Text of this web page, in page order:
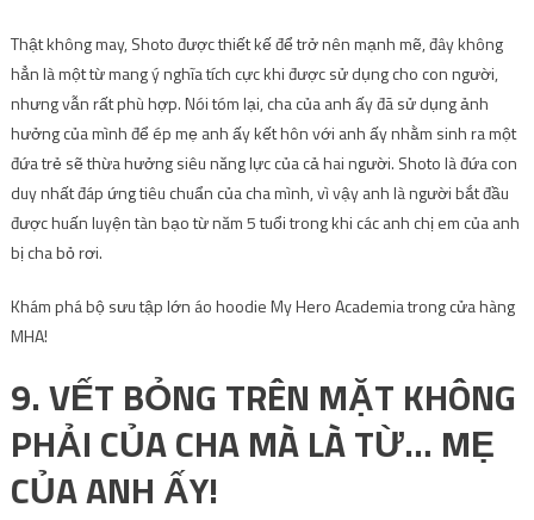
Thật không may, Shoto được thiết kế để trở nên mạnh mẽ, đây không
hẳn là một từ mang ý nghĩa tích cực khi được sử dụng cho con người,
nhưng vẫn rất phù hợp. Nói tóm lại, cha của anh ấy đã sử dụng ảnh
hưởng của mình để ép mẹ anh ấy kết hôn với anh ấy nhằm sinh ra một
đứa trẻ sẽ thừa hưởng siêu năng lực của cả hai người. Shoto là đứa con
duy nhất đáp ứng tiêu chuẩn của cha mình, vì vậy anh là người bắt đầu
được huấn luyện tàn bạo từ năm 5 tuổi trong khi các anh chị em của anh
bị cha bỏ rơi.
Khám phá bộ sưu tập lớn áo hoodie My Hero Academia trong cửa hàng
MHA!
9. VẾT BỎNG TRÊN MẶT KHÔNG
PHẢI CỦA CHA MÀ LÀ TỪ… MẸ
CỦA ANH ẤY!